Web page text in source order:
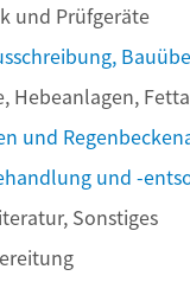
und Prüfgeräte
Hebeanlagen,
und
und -
Sonstiges